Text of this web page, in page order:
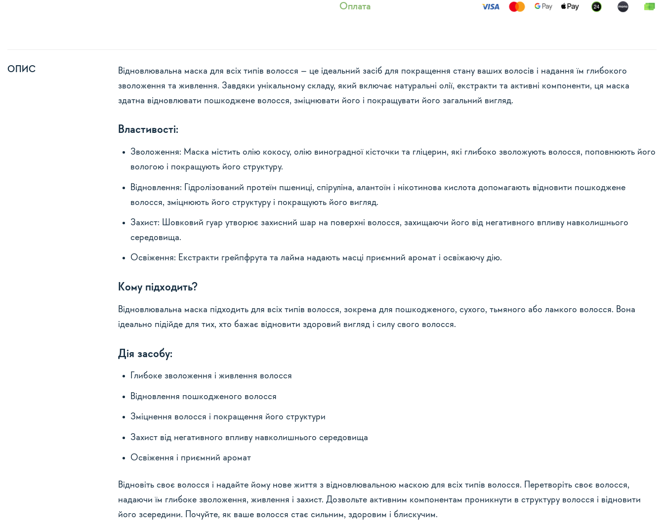
Оплата
ОПИС
Відновлювальна маска для всіх типів волосся – це ідеальний засіб для покращення стану ваших волосів і надання їм глибокого
зволоження та живлення. Завдяки унікальному складу, який включає натуральні олії, екстракти та активні компоненти, ця маска
здатна відновлювати пошкоджене волосся, зміцнювати його і покращувати його загальний вигляд.
Властивості:
Зволоження: Маска містить олію кокосу, олію виноградної кісточки та гліцерин, які глибоко зволожують волосся, поповнюють його
вологою і покращують його структуру.
Відновлення: Гідролізований протеїн пшениці, спіруліна, алантоїн і нікотинова кислота допомагають відновити пошкоджене
волосся, зміцнюють його структуру і покращують його вигляд.
Захист: Шовковий гуар утворює захисний шар на поверхні волосся, захищаючи його від негативного впливу навколишнього
середовища.
Освіження: Екстракти грейпфрута та лайма надають масці приємний аромат і освіжаючу дію.
Кому підходить?
Відновлювальна маска підходить для всіх типів волосся, зокрема для пошкодженого, сухого, тьмяного або ламкого волосся. Вона
ідеально підійде для тих, хто бажає відновити здоровий вигляд і силу свого волосся.
Дія засобу:
Глибоке зволоження і живлення волосся
Відновлення пошкодженого волосся
Зміцнення волосся і покращення його структури
Захист від негативного впливу навколишнього середовища
Освіження і приємний аромат
Відновіть своє волосся і надайте йому нове життя з відновлювальною маскою для всіх типів волосся. Перетворіть своє волосся,
надаючи їм глибоке зволоження, живлення і захист. Дозвольте активним компонентам проникнути в структуру волосся і відновити
його зсередини. Почуйте, як ваше волосся стає сильним, здоровим і блискучим.